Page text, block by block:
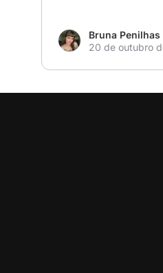
Bruna Penilhas
20 de outubro